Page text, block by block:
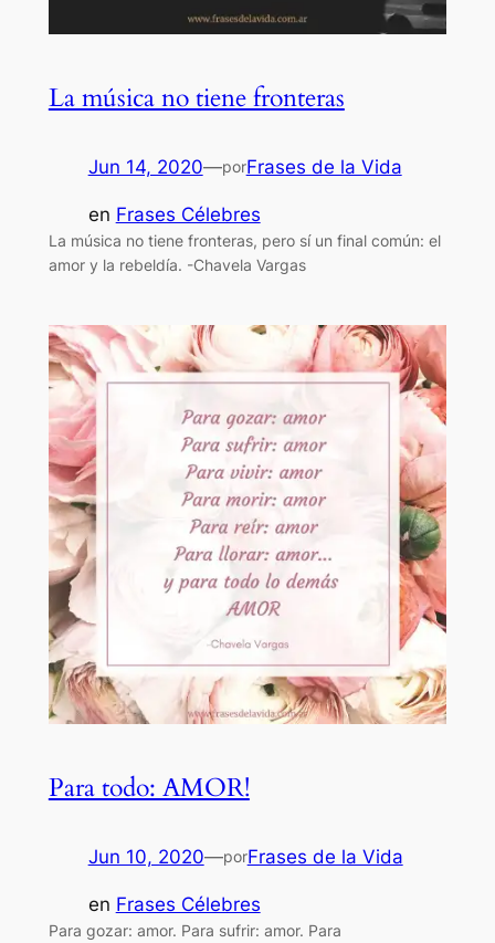
La música no tiene fronteras
Jun 14, 2020—porFrases de la Vida
en Frases Célebres
La música no tiene fronteras, pero sí un final común: el
amor y la rebeldía. -Chavela Vargas
Para todo: AMOR!
Jun 10, 2020—porFrases de la Vida
en Frases Célebres
Para gozar: amor. Para sufrir: amor. Para